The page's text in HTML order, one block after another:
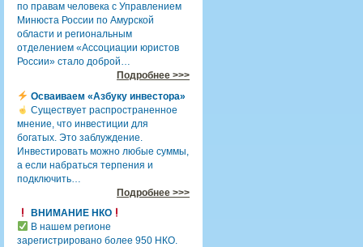
по правам человека с Управлением
Минюста России по Амурской
области и региональным
отделением «Ассоциации юристов
России» стало доброй…
Подробнее >>>
Осваиваем «Азбуку инвестора»
Существует распространенное
мнение, что инвестиции для
богатых. Это заблуждение.
Инвестировать можно любые суммы,
а если набраться терпения и
подключить…
Подробнее >>>
ВНИМАНИЕ НКО
В нашем регионе
зарегистрировано более 950 НКО.